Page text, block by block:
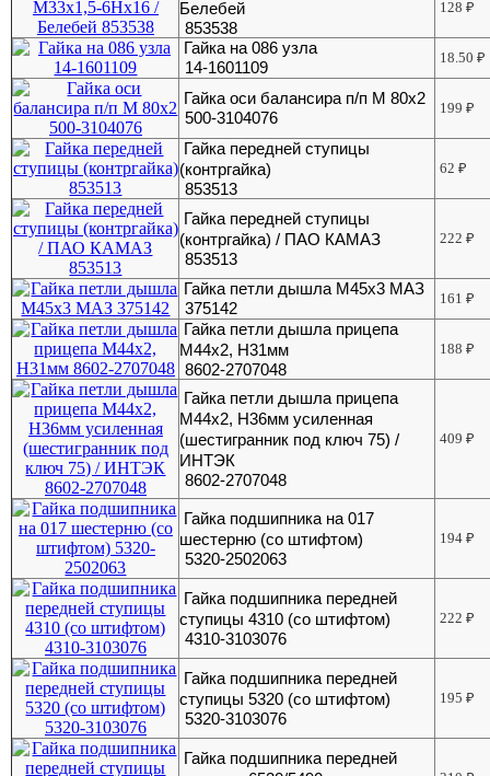
Белебей
853538
128₽
Гайка на 086 узла
14-1601109
18.50₽
Гайка оси балансира п/п М 80х2
500-3104076
199₽
Гайка передней ступицы
(контргайка)
853513
62₽
Гайка передней ступицы
(контргайка) / ПАО КАМАЗ
853513
222₽
Гайка петли дышла М45х3 МАЗ
375142
161₽
Гайка петли дышла прицепа
М44х2, H31мм
8602-2707048
188₽
Гайка петли дышла прицепа
М44х2, H36мм усиленная
(шестигранник под ключ 75) /
ИНТЭК
8602-2707048
409₽
Гайка подшипника на 017
шестерню (со штифтом)
5320-2502063
194₽
Гайка подшипника передней
ступицы 4310 (со штифтом)
4310-3103076
222₽
Гайка подшипника передней
ступицы 5320 (со штифтом)
5320-3103076
195₽
Гайка подшипника передней